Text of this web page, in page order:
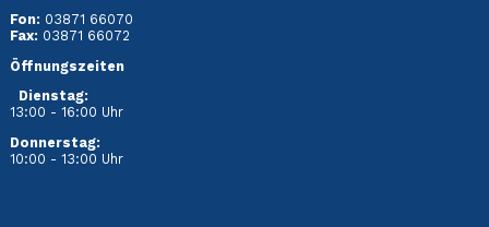
Fon: 03871 66070
Fax: 03871 66072
Öffnungszeiten
Dienstag:
13:00 - 16:00 Uhr
Donnerstag:
10:00 - 13:00 Uhr